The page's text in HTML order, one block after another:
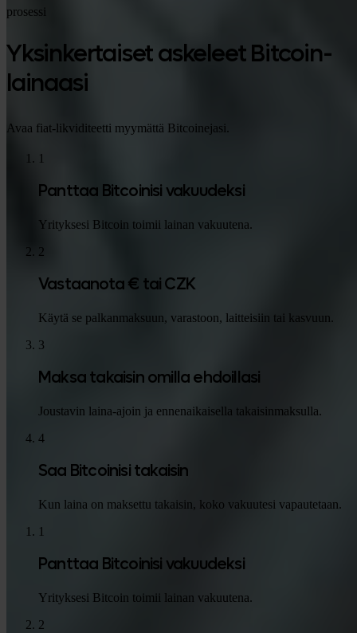
prosessi
Yksinkertaiset askeleet Bitcoin-
lainaasi
Avaa fiat-likviditeetti myymättä Bitcoinejasi.
1
Panttaa Bitcoinisi vakuudeksi
Yrityksesi Bitcoin toimii lainan vakuutena.
2
Vastaanota € tai CZK
Käytä se palkanmaksuun, varastoon, laitteisiin tai kasvuun.
3
Maksa takaisin omilla ehdoillasi
Joustavin laina-ajoin ja ennenaikaisella takaisinmaksulla.
4
Saa Bitcoinisi takaisin
Kun laina on maksettu takaisin, koko vakuutesi vapautetaan.
1
Panttaa Bitcoinisi vakuudeksi
Yrityksesi Bitcoin toimii lainan vakuutena.
2